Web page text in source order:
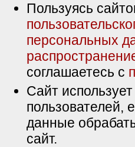
Пользуясь
персональных
соглашаетесь с
Сайт
пользователей,
данные
сайт.